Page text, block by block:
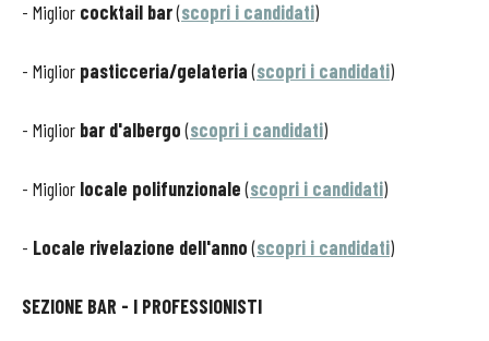
- Miglior cocktail bar(scopri i candidati)
- Miglior pasticceria/gelateria(scopri i candidati)
- Miglior bar d'albergo(scopri i candidati)
- Miglior locale polifunzionale(scopri i candidati)
- Locale rivelazione dell'anno(scopri i candidati)
SEZIONE BAR - I PROFESSIONISTI